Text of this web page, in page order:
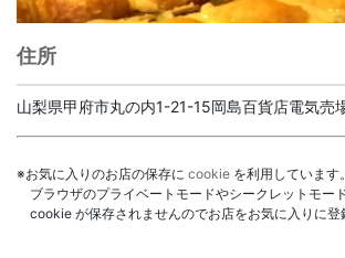
住所
山梨県甲府市丸の内1-21-15岡島百貨店電気売
※お気に入りのお店の保存に cookie を利用しています。
ブラウザのプライベートモードやシークレットモー
cookie が保存されませんのでお店をお気に入りに登